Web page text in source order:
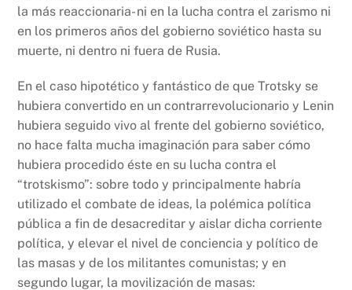
la más reaccionaria- ni en la lucha contra el zarismo ni
en los primeros años del gobierno soviético hasta su
muerte, ni dentro ni fuera de Rusia.
En el caso hipotético y fantástico de que Trotsky se
hubiera convertido en un contrarrevolucionario y Lenin
hubiera seguido vivo al frente del gobierno soviético,
no hace falta mucha imaginación para saber cómo
hubiera procedido éste en su lucha contra el
“trotskismo”: sobre todo y principalmente habría
utilizado el combate de ideas, la polémica política
pública a fin de desacreditar y aislar dicha corriente
política, y elevar el nivel de conciencia y político de
las masas y de los militantes comunistas; y en
segundo lugar, la movilización de masas: